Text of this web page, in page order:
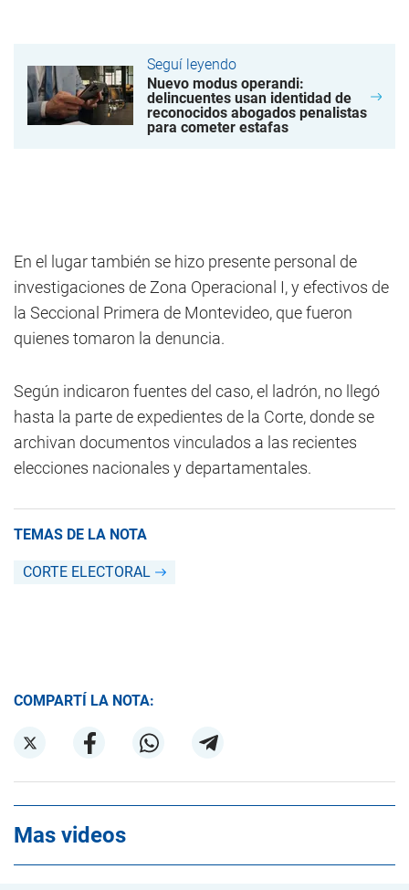
Seguí leyendo
Nuevo modus operandi:
delincuentes usan identidad de
reconocidos abogados penalistas
para cometer estafas
En el lugar también se hizo presente personal de
investigaciones de Zona Operacional I, y efectivos de
la Seccional Primera de Montevideo, que fueron
quienes tomaron la denuncia.
Según indicaron fuentes del caso, el ladrón, no llegó
hasta la parte de expedientes de la Corte, donde se
archivan documentos vinculados a las recientes
elecciones nacionales y departamentales.
TEMAS DE LA NOTA
CORTE ELECTORAL
COMPARTÍ LA NOTA:
Mas videos